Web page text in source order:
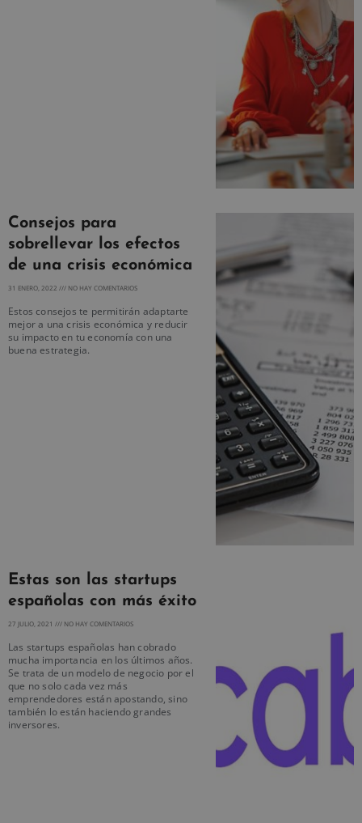
Consejos para
sobrellevar los efectos
de una crisis económica
31 ENERO, 2022 NO HAY COMENTARIOS
Estos consejos te permitirán adaptarte
mejor a una crisis económica y reducir
su impacto en tu economía con una
buena estrategia.
Estas son las startups
españolas con más éxito
27 JULIO, 2021 NO HAY COMENTARIOS
Las startups españolas han cobrado
mucha importancia en los últimos años.
Se trata de un modelo de negocio por el
que no solo cada vez más
emprendedores están apostando, sino
también lo están haciendo grandes
inversores.